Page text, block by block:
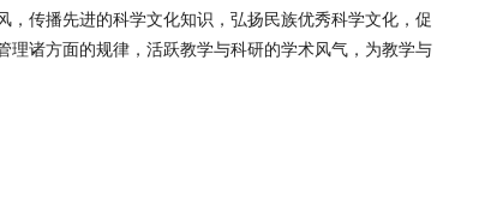
传播先进的科学文化知识，弘扬民族优秀科学文化，促
诸方面的规律，活跃教学与科研的学术风气，为教学与